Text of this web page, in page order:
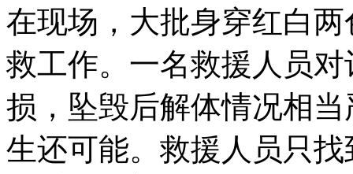
在现场，大批身穿红白
救工作。一名救援人员
损，坠毁后解体情况相
生还可能。救援人员只